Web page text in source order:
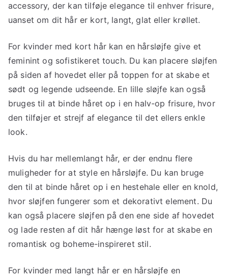
accessory, der kan tilføje elegance til enhver frisure,
uanset om dit hår er kort, langt, glat eller krøllet.
For kvinder med kort hår kan en hårsløjfe give et
feminint og sofistikeret touch. Du kan placere sløjfen
på siden af ​​hovedet eller på toppen for at skabe et
sødt og legende udseende. En lille sløjfe kan også
bruges til at binde håret op i en halv-op frisure, hvor
den tilføjer et strejf af elegance til det ellers enkle
look.
Hvis du har mellemlangt hår, er der endnu flere
muligheder for at style en hårsløjfe. Du kan bruge
den til at binde håret op i en hestehale eller en knold,
hvor sløjfen fungerer som et dekorativt element. Du
kan også placere sløjfen på den ene side af hovedet
og lade resten af ​​dit hår hænge løst for at skabe en
romantisk og boheme-inspireret stil.
For kvinder med langt hår er en hårsløjfe en